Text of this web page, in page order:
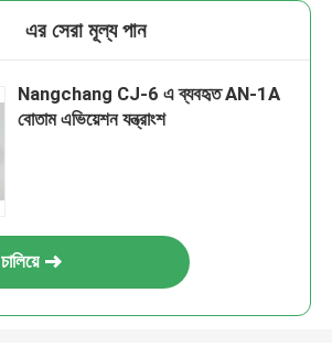
এর সেরা মূল্য পান
Nangchang CJ-6 এ ব্যবহৃত AN-1A
বোতাম এভিয়েশন যন্ত্রাংশ
চালিয়ে